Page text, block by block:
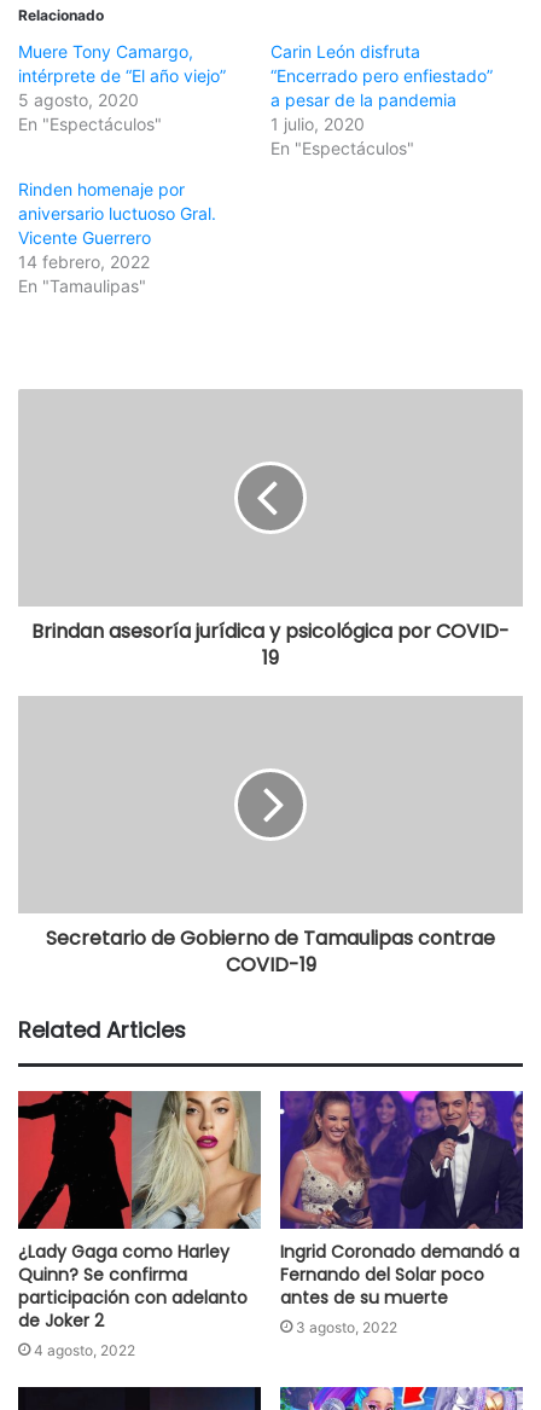
Relacionado
Muere Tony Camargo,
intérprete de “El año viejo”
5 agosto, 2020
En "Espectáculos"
Carin León disfruta
“Encerrado pero enfiestado”
a pesar de la pandemia
1 julio, 2020
En "Espectáculos"
Rinden homenaje por
aniversario luctuoso Gral.
Vicente Guerrero
14 febrero, 2022
En "Tamaulipas"
Brindan asesoría jurídica y psicológica por COVID-
19
Secretario de Gobierno de Tamaulipas contrae
COVID-19
Related Articles
¿Lady Gaga como Harley
Quinn? Se confirma
participación con adelanto
de Joker 2
4 agosto, 2022
Ingrid Coronado demandó a
Fernando del Solar poco
antes de su muerte
3 agosto, 2022